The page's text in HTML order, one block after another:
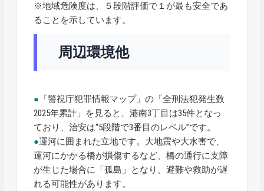
※地域危険度は、５段階評価で１が最も安全であ
ることを示しています。
周辺環境他
● 「警視庁犯罪情報マップ」の「全刑法犯発生数
2025年累計」を見ると、港南3丁目は35件となっ
ており、治安は“5段階で3番目のレベル”です。
●運河に囲まれた立地です。大地震や大水害で、
運河にかかる橋が損傷するなど、橋の通行に支障
が生じた場合に「孤島」となり、避難や救助が遅
れる可能性があります。